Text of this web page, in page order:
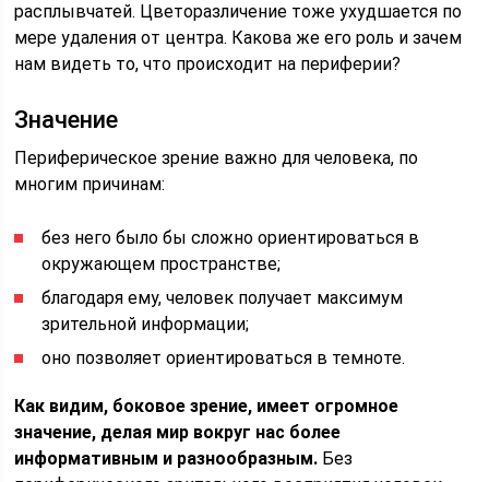
расплывчатей. Цветоразличение тоже ухудшается по
мере удаления от центра. Какова же его роль и зачем
нам видеть то, что происходит на периферии?
Значение
Периферическое зрение важно для человека, по
многим причинам:
без него было бы сложно ориентироваться в
окружающем пространстве;
благодаря ему, человек получает максимум
зрительной информации;
оно позволяет ориентироваться в темноте.
Как видим, боковое зрение, имеет огромное
значение, делая мир вокруг нас более
информативным и разнообразным. Без